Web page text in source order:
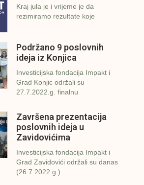
Kraj jula je i vrijeme je da
rezimiramo rezultate koje
Podržano 9 poslovnih
ideja iz Konjica
Investicijska fondacija Impakt i
Grad Konjic održali su
27.7.2022.g. finalnu
Završena prezentacija
poslovnih ideja u
Zavidovićima
Investicijska fondacija Impakt i
Grad Zavidovići održali su danas
(26.7.2022.g.)